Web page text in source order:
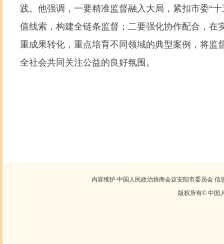
践。他强调，一要精准监督融入大局，紧扣市委“
值线索，构建全链条监督；二要强化协作配合，
重成果转化，重点培育不同领域的典型案例，将
全社会共同关注公益的良好氛围。
内容维护 中国人民政治协商会议安阳市委员会
版权所有© 中国